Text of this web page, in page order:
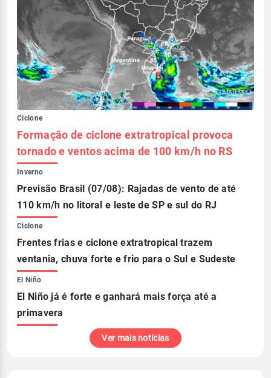
Ciclone
Formação de ciclone extratropical provoca
tornado e ventos acima de 100 km/h no RS
Inverno
Previsão Brasil (07/08): Rajadas de vento de até
110 km/h no litoral e leste de SP e sul do RJ
Ciclone
Frentes frias e ciclone extratropical trazem
ventania, chuva forte e frio para o Sul e Sudeste
El Niño
El Niño já é forte e ganhará mais força até a
primavera
Ver mais notícias